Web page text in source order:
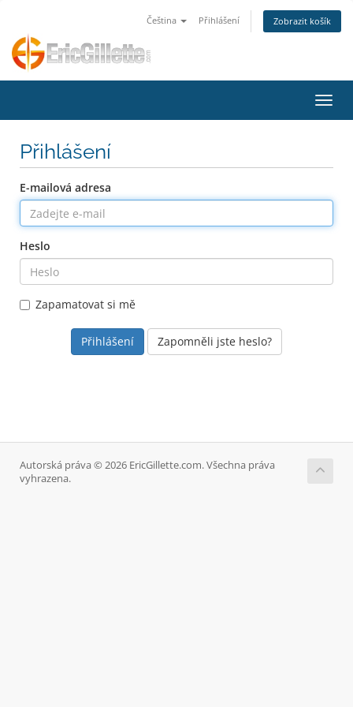
Čeština Přihlášení Zobrazit košík
Přihlášení
E-mailová adresa
Heslo
Zapamatovat si mě
Zapomněli jste heslo?
Autorská práva © 2026 EricGillette.com. Všechna práva
vyhrazena.